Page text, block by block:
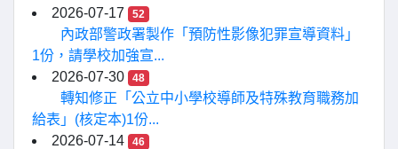
2026-07-17
52
內政部警政署製作「預防性影像犯罪宣導資料」
1份，請學校加強宣...
2026-07-30
48
轉知修正「公立中小學校導師及特殊教育職務加
給表」(核定本)1份...
2026-07-14
46